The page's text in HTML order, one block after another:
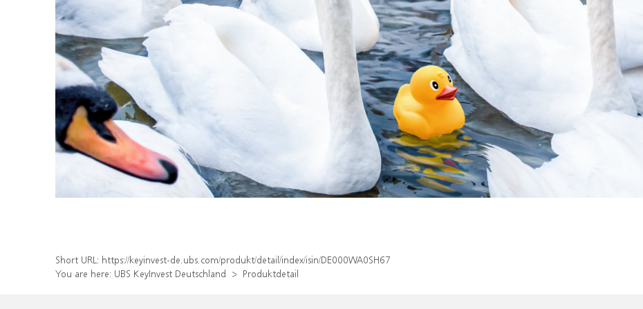
Short URL: https://keyinvest-de.ubs.com/produkt/detail/index/isin/DE000WA0SH67
You are here: UBS KeyInvest Deutschland Produktdetail